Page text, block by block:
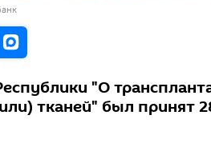
"О
тканей" был принят